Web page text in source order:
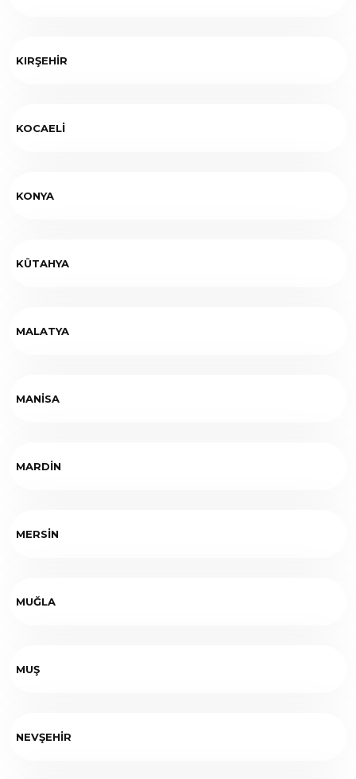
KIRŞEHİR
KOCAELİ
KONYA
KÜTAHYA
MALATYA
MANİSA
MARDİN
MERSİN
MUĞLA
MUŞ
NEVŞEHİR